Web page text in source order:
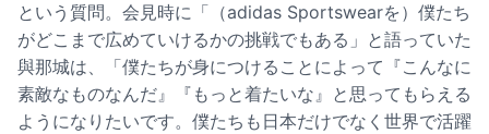
という質問。会見時に「（adidas Sportswearを）僕たち
がどこまで広めていけるかの挑戦でもある」と語っていた
與那城は、「僕たちが身につけることによって『こんなに
素敵なものなんだ』『もっと着たいな』と思ってもらえる
ようになりたいです。僕たちも日本だけでなく世界で活躍